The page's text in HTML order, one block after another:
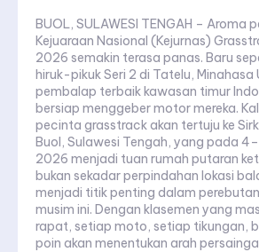
BUOL, SULAWESI TENGAH – Aroma
Kejuaraan Nasional (Kejurnas)
2026 semakin terasa panas. Baru
hiruk-pikuk Seri 2 di Tatelu, Minahasa
pembalap terbaik kawasan timur
bersiap menggeber motor mereka.
pecinta grasstrack akan tertuju ke
Buol, Sulawesi Tengah, yang pada
2026 menjadi tuan rumah putaran ketiga.
bukan sekadar perpindahan lokasi
menjadi titik penting dalam
musim ini. Dengan klasemen yang
rapat, setiap moto, setiap tikungan,
poin akan menentukan arah